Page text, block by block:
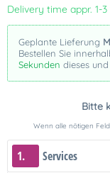
Delivery time appr. 1-
Geplante Lieferung
Bestellen Sie
Sekunden dieses
Bitte
Wenn alle nötigen
1. Services